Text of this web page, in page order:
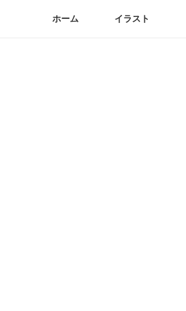
ホーム イラスト